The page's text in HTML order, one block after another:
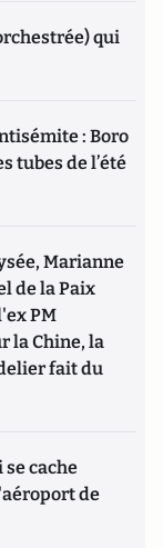
qui
: Boro
tubes de l’été
Marianne
de la Paix
PM
la Chine, la
fait du
se cache
de